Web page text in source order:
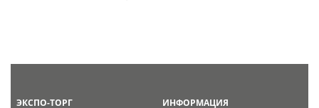
ЭКСПО-ТОРГ ИНФОРМАЦИЯ